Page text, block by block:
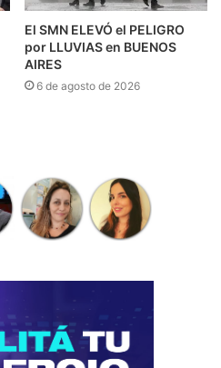
El SMN ELEVÓ el PELIGRO
por LLUVIAS en BUENOS
AIRES
6 de agosto de 2026